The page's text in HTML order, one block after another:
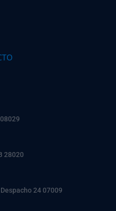
28020
24 07009